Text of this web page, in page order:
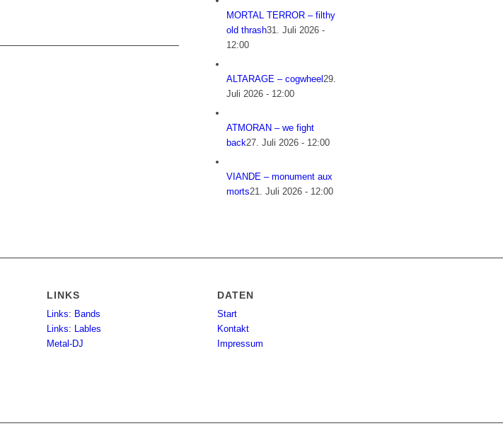
MORTAL TERROR – filthy
old thrash31. Juli 2026 -
12:00
ALTARAGE – cogwheel29.
Juli 2026 - 12:00
ATMORAN – we fight
back27. Juli 2026 - 12:00
VIANDE – monument aux
morts21. Juli 2026 - 12:00
LINKS
Links: Bands
Links: Lables
Metal-DJ
DATEN
Start
Kontakt
Impressum